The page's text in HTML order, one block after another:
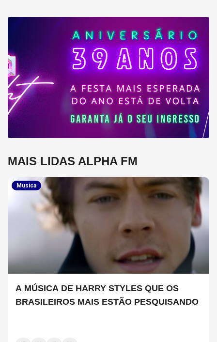
MAIS LIDAS ALPHA FM
Musica
A MÚSICA DE HARRY STYLES QUE OS
BRASILEIROS MAIS ESTÃO PESQUISANDO